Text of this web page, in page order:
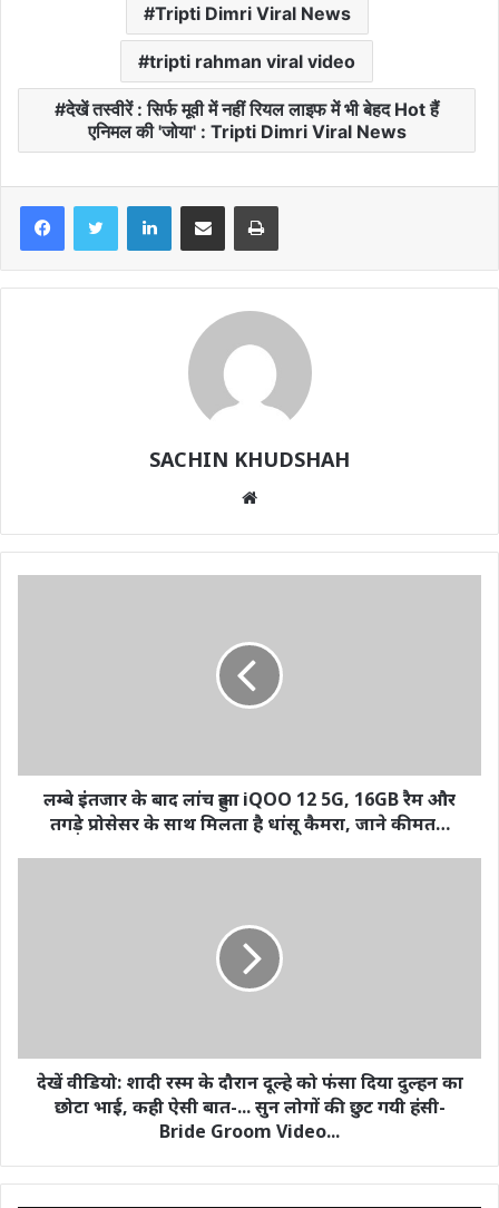
Tripti Dimri Viral News
tripti rahman viral video
देखें तस्वीरें : सिर्फ मूवी में नहीं रियल लाइफ में भी बेहद Hot हैं
एनिमल की 'जोया' : Tripti Dimri Viral News
LinkedInShare via Email Print
SACHIN KHUDSHAH
Website
लम्बे इंतजार के बाद लांच हुआ iQOO 12 5G, 16GB रैम और
तगड़े प्रोसेसर के साथ मिलता है धांसू कैमरा, जाने कीमत…
देखें वीडियो: शादी रस्म के दौरान दूल्हे को फंसा दिया दुल्हन का
छोटा भाई, कही ऐसी बात-... सुन लोगों की छुट गयी हंसी-
Bride Groom Video...